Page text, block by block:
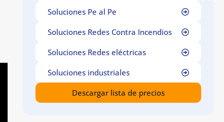
Soluciones Pe al Pe
Soluciones Redes Contra Incendios
Soluciones Redes eléctricas
Soluciones industriales
Descargar lista de precios